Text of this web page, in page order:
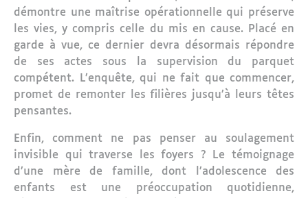
démontre une maîtrise opérationnelle qui préserve
les vies, y compris celle du mis en cause. Placé en
garde à vue, ce dernier devra désormais répondre
de ses actes sous la supervision du parquet
compétent. L’enquête, qui ne fait que commencer,
promet de remonter les filières jusqu’à leurs têtes
pensantes.
Enfin, comment ne pas penser au soulagement
invisible qui traverse les foyers ? Le témoignage
d’une mère de famille, dont l’adolescence des
enfants est une préoccupation quotidienne,